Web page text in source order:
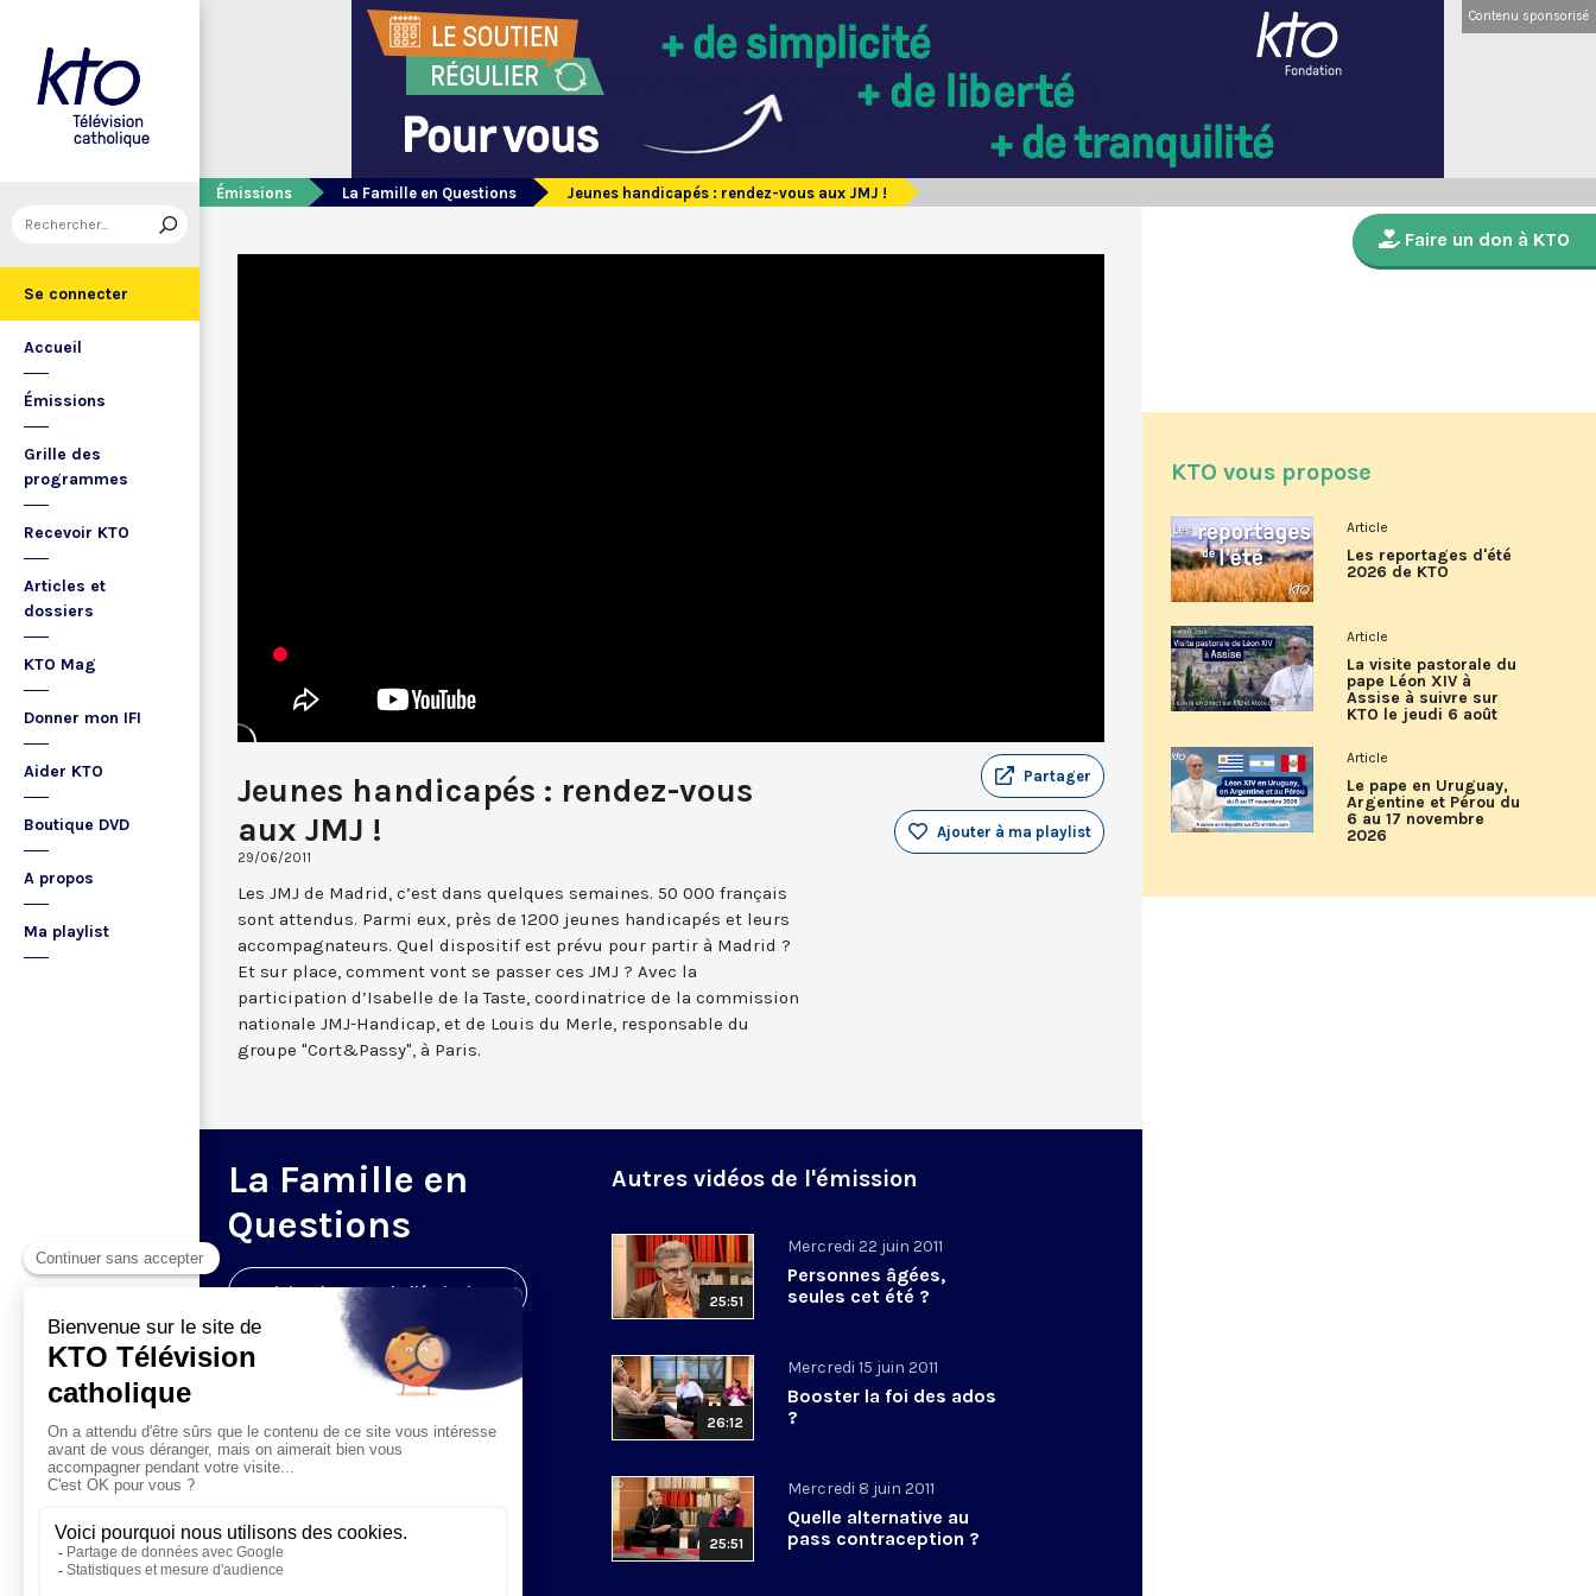
Se connecter
Accueil
Émissions
Grille des
programmes
Recevoir KTO
Articles et
dossiers
KTO Mag
Donner mon IFI
Aider KTO
Boutique DVD
A propos
Ma playlist
Contenu sponsorisé
Émissions La Famille en Questions Jeunes handicapés : rendez-vous aux JMJ !
Jeunes handicapés : rendez-vous
aux JMJ !
29/06/2011
Partager
Ajouter à ma playlist
Les JMJ de Madrid, c’est dans quelques semaines. 50 000 français
sont attendus. Parmi eux, près de 1200 jeunes handicapés et leurs
accompagnateurs. Quel dispositif est prévu pour partir à Madrid ?
Et sur place, comment vont se passer ces JMJ ? Avec la
participation d’Isabelle de la Taste, coordinatrice de la commission
nationale JMJ-Handicap, et de Louis du Merle, responsable du
groupe "Cort&Passy", à Paris.
La Famille en
Questions
Visiter la page de l'émission
Autres vidéos de l'émission
25:51
Mercredi 22 juin 2011
Personnes âgées,
seules cet été ?
26:12
Mercredi 15 juin 2011
Booster la foi des ados
?
25:51
Mercredi 8 juin 2011
Quelle alternative au
pass contraception ?
Faire un don à KTO
KTO vous propose
Article
Les reportages d'été
2026 de KTO
Article
La visite pastorale du
pape Léon XIV à
Assise à suivre sur
KTO le jeudi 6 août
Article
Le pape en Uruguay,
Argentine et Pérou du
6 au 17 novembre
2026